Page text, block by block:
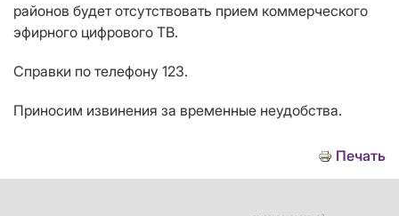
районов будет отсутствовать прием коммерческого
эфирного цифрового ТВ.
Справки по телефону 123.
Приносим извинения за временные неудобства.
Печать